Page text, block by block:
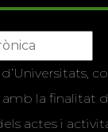
d’Universitats,
la finalitat
actes i